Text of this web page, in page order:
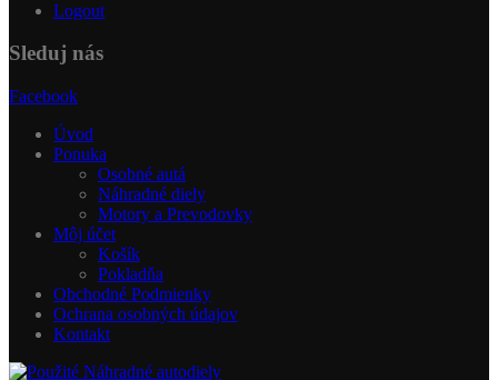
Logout
Sleduj nás
Facebook
Úvod
Ponuka
Osobné autá
Náhradné diely
Motory a Prevodovky
Môj účet
Košík
Pokladňa
Obchodné Podmienky
Ochrana osobných údajov
Kontakt